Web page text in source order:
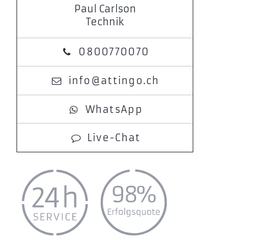
Paul Carlson
Technik
0800770070
info@attingo.ch
WhatsApp
Live-Chat